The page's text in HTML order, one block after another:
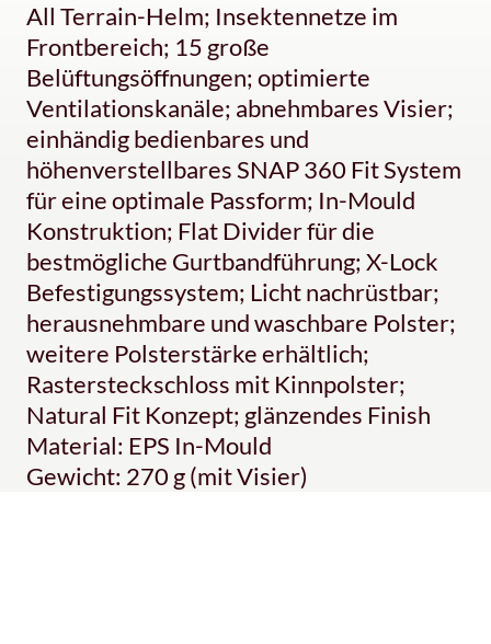
All Terrain-Helm; Insektennetze im
Frontbereich; 15 große
Belüftungsöffnungen; optimierte
Ventilationskanäle; abnehmbares Visier;
einhändig bedienbares und
höhenverstellbares SNAP 360 Fit System
für eine optimale Passform; In-Mould
Konstruktion; Flat Divider für die
bestmögliche Gurtbandführung; X-Lock
Befestigungssystem; Licht nachrüstbar;
herausnehmbare und waschbare Polster;
weitere Polsterstärke erhältlich;
Rastersteckschloss mit Kinnpolster;
Natural Fit Konzept; glänzendes Finish
Material: EPS In-Mould
Gewicht: 270 g (mit Visier)